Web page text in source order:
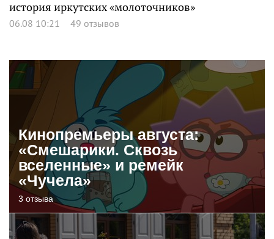
история иркутских «молоточников»
06.08 10:21 49 отзывов
Кинопремьеры августа:
«Смешарики. Сквозь
вселенные» и ремейк
«Чучела»
3 отзыва